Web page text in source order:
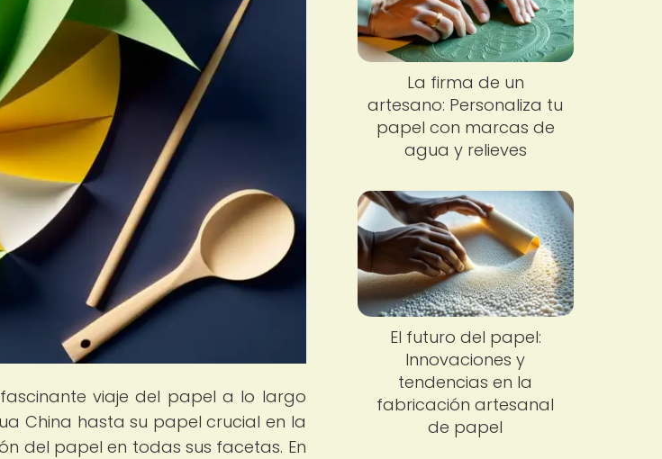
viaje del papel a lo largo
China hasta su papel crucial en la
del papel en todas sus facetas. En
La firma de un
artesano: Personaliza tu
papel con marcas de
agua y relieves
El futuro del papel:
Innovaciones y
tendencias en la
fabricación artesanal
de papel